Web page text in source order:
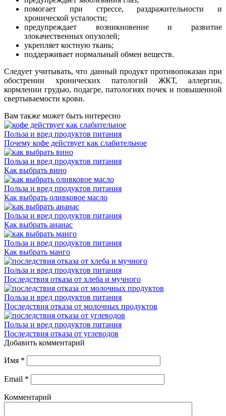
помогает при стрессе, раздражительности и
хронической усталости;
предупреждает возникновение и развитие
злокачественных опухолей;
укрепляет костную ткань;
поддерживает нормальный обмен веществ.
Следует учитывать, что данный продукт противопоказан при
обострении хронических патологий ЖКТ, аллергии,
кормлении грудью, подагре, патологиях почек и повышенной
свертываемости крови.
Вам также может быть интересно
Польза и вред продуктов питания
Почему кофе действует как слабительное
Польза и вред продуктов питания
Как выбрать вино
Польза и вред продуктов питания
Как выбрать оливковое масло
Польза и вред продуктов питания
Как выбрать ананас
Польза и вред продуктов питания
Как выбрать манго
Польза и вред продуктов питания
Последствия отказа от хлеба и мучного
Польза и вред продуктов питания
Последствия отказа от молочных продуктов
Польза и вред продуктов питания
Последствия отказа от углеводов
Добавить комментарий
Имя *
Email *
Комментарий